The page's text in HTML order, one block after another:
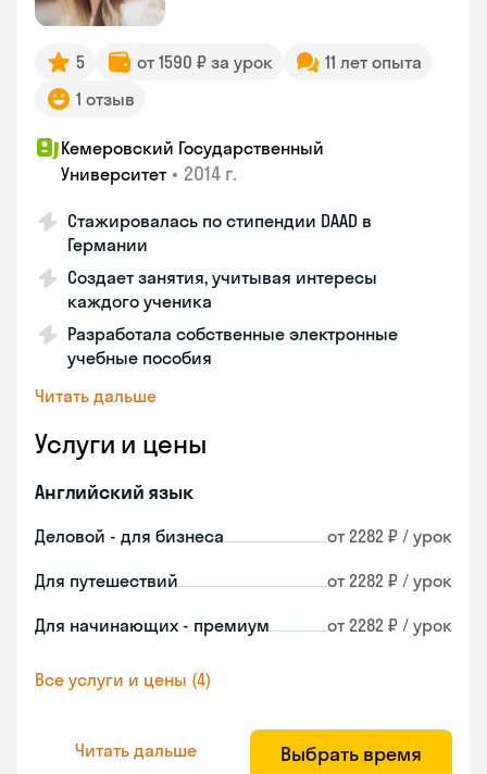
5 от 1590 ₽ за урок
11 лет опыта
1 отзыв
Кемеровский Государственный
Университет • 2014 г.
Стажировалась по стипендии DAAD в
Германии
Создает занятия, учитывая интересы
каждого ученика
Разработала собственные электронные
учебные пособия
Читать дальше
Услуги и цены
Английский язык
Деловой - для бизнеса от 2282 ₽ / урок
Для путешествий от 2282 ₽ / урок
Для начинающих - премиум от 2282 ₽ / урок
Все услуги и цены (4)
Читать дальше Выбрать время